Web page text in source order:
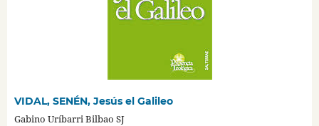
VIDAL, SENÉN, Jesús el Galileo
Gabino Uríbarri Bilbao SJ